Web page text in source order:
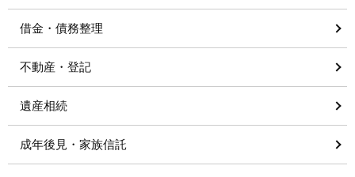
借金・債務整理
不動産・登記
遺産相続
成年後見・家族信託